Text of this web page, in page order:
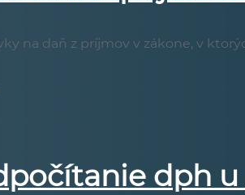
na daň z príjmov v zákone, v
dph